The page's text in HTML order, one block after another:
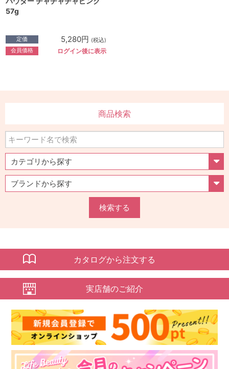
57g
定価 5,280円 (税込)
会員価格 ログイン後に表示
商品検索
検索する
カタログから注文する
実店舗のご紹介